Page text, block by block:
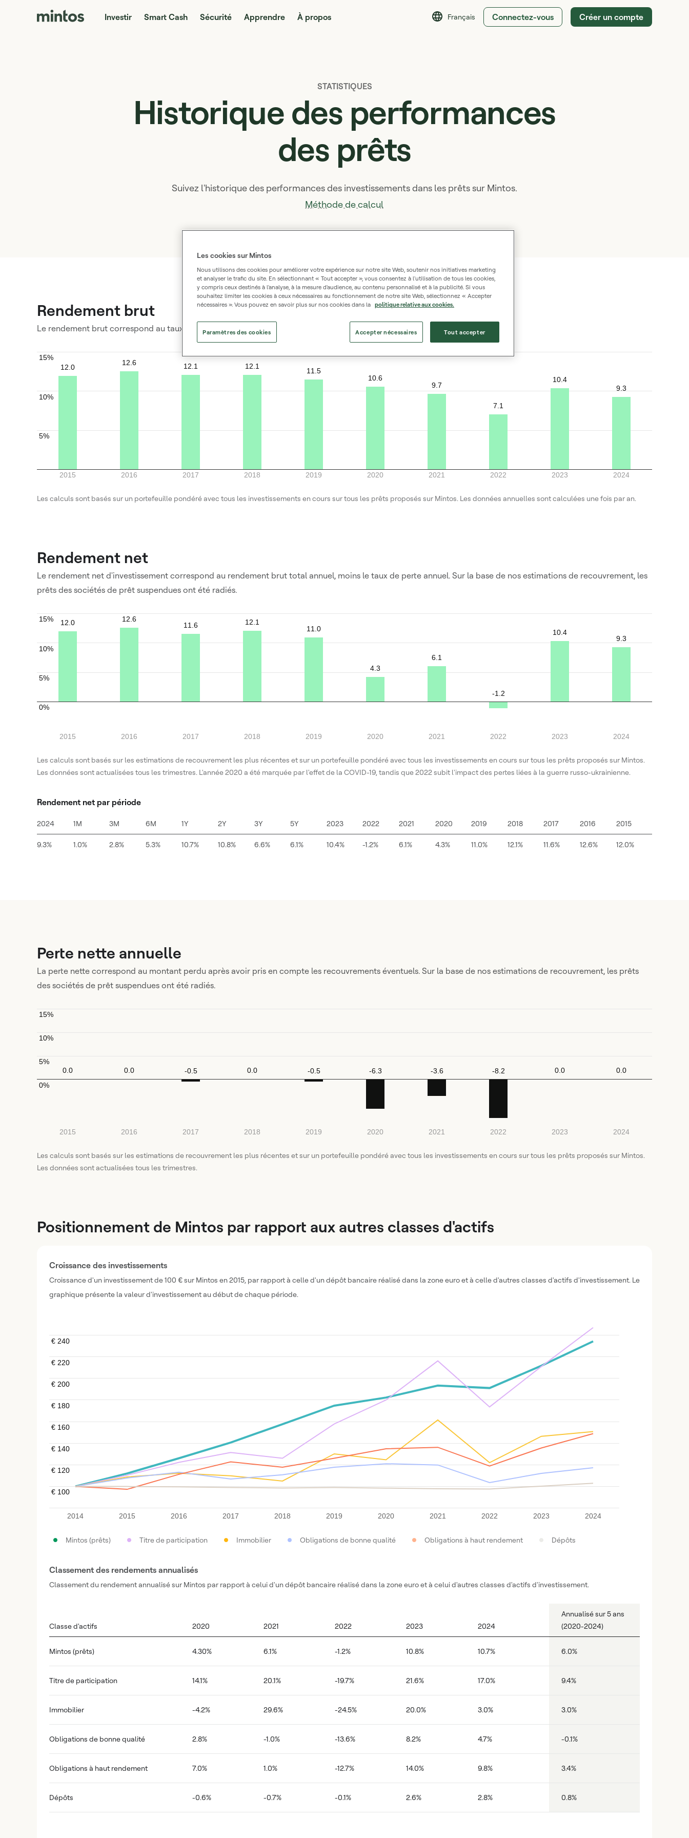
Investir Smart Cash Sécurité Apprendre À propos Français Connectez-vous Créer un compte
STATISTIQUES
Historique des performances
des prêts
Suivez l'historique des performances des investissements dans les prêts sur Mintos.
Méthode de calcul
Rendement brut
Le rendement brut correspond au taux de rendement total annuel avant déduction des commissions ou pertes.
2015 2016 2017 2018 2019 2020 2021 2022 2023 2024
5%
10%
15%
12.0
12.6 12.1 12.1
11.5
10.6
9.7
7.1
10.4
9.3
Les calculs sont basés sur un portefeuille pondéré avec tous les investissements en cours sur tous les prêts proposés sur Mintos. Les données annuelles sont calculées une fois par an.
Rendement net
Le rendement net d'investissement correspond au rendement brut total annuel, moins le taux de perte annuel. Sur la base de nos estimations de recouvrement, les
prêts des sociétés de prêt suspendues ont été radiés.
2015 2016 2017 2018 2019 2020 2021 2022 2023 2024
0%
5%
10%
15% 12.0 12.6
11.6
12.1
11.0
4.3
6.1
-1.2
10.4
9.3
Les calculs sont basés sur les estimations de recouvrement les plus récentes et sur un portefeuille pondéré avec tous les investissements en cours sur tous les prêts proposés sur Mintos.
Les données sont actualisées tous les trimestres. L'année 2020 a été marquée par l'effet de la COVID-19, tandis que 2022 subit l'impact des pertes liées à la guerre russo-ukrainienne.
Rendement net par période
2024
9.3%
1M
1.0%
3M
2.8%
6M
5.3%
1Y
10.7%
2Y
10.8%
3Y
6.6%
5Y
6.1%
2023
10.4%
2022
-1.2%
2021
6.1%
2020
4.3%
2019
11.0%
2018
12.1%
2017
11.6%
2016
12.6%
2015
12.0%
Perte nette annuelle
La perte nette correspond au montant perdu après avoir pris en compte les recouvrements éventuels. Sur la base de nos estimations de recouvrement, les prêts
des sociétés de prêt suspendues ont été radiés.
2015 2016 2017 2018 2019 2020 2021 2022 2023 2024
0%
5%
10%
15%
0.0 0.0 -0.5 0.0 -0.5 -6.3 -3.6 -8.2 0.0 0.0
Les calculs sont basés sur les estimations de recouvrement les plus récentes et sur un portefeuille pondéré avec tous les investissements en cours sur tous les prêts proposés sur Mintos.
Les données sont actualisées tous les trimestres.
Positionnement de Mintos par rapport aux autres classes d'actifs
Croissance des investissements
Croissance d'un investissement de 100 € sur Mintos en 2015, par rapport à celle d'un dépôt bancaire réalisé dans la zone euro et à celle d'autres classes d'actifs d'investissement. Le
graphique présente la valeur d'investissement au début de chaque période.
2014 2015 2016 2017 2018 2019 2020 2021 2022 2023 2024
€ 100
€ 100
€ 120
€ 120
€ 140
€ 140
€ 160
€ 160
€ 180
€ 180
€ 200
€ 200
€ 220
€ 220
€ 240
€ 240
Mintos (prêts) Titre de participation Immobilier Obligations de bonne qualité Obligations à haut rendement Dépôts
Classement des rendements annualisés
Classement du rendement annualisé sur Mintos par rapport à celui d'un dépôt bancaire réalisé dans la zone euro et à celui d'autres classes d'actifs d'investissement.
Classe d'actifs 2020 2021 2022 2023 2024
Annualisé sur 5 ans
(2020-2024)
Mintos (prêts) 4.30% 6.1% -1.2% 10.8% 10.7% 6.0%
Titre de participation 14.1% 20.1% -19.7% 21.6% 17.0% 9.4%
Immobilier -4.2% 29.6% -24.5% 20.0% 3.0% 3.0%
Obligations de bonne qualité 2.8% -1.0% -13.6% 8.2% 4.7% -0.1%
Obligations à haut rendement 7.0% 1.0% -12.7% 14.0% 9.8% 3.4%
Dépôts -0.6% -0.7% -0.1% 2.6% 2.8% 0.8%
Les cookies sur Mintos
Nous utilisons des cookies pour améliorer votre expérience sur notre site Web, soutenir nos initiatives marketing
et analyser le trafic du site. En sélectionnant « Tout accepter », vous consentez à l'utilisation de tous les cookies,
y compris ceux destinés à l'analyse, à la mesure d'audience, au contenu personnalisé et à la publicité. Si vous
souhaitez limiter les cookies à ceux nécessaires au fonctionnement de notre site Web, sélectionnez « Accepter
nécessaires ». Vous pouvez en savoir plus sur nos cookies dans la politique relative aux cookies.
Paramètres des cookies Accepter nécessaires Tout accepter